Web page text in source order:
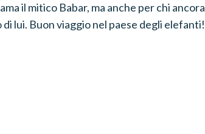
il mitico Babar, ma anche per chi ancora
lui. Buon viaggio nel paese degli elefanti!